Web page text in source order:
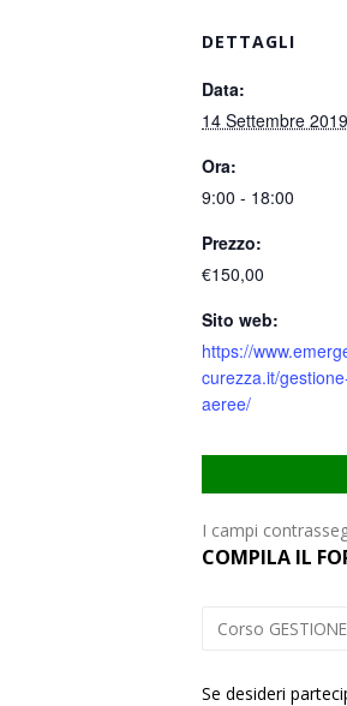
DETTAGLI
Data:
14 Settembre 2019
Ora:
9:00 - 18:00
Prezzo:
€150,00
Sito web:
https://
curezza.it/
aeree/
I campi
COMPILA IL
Se desideri